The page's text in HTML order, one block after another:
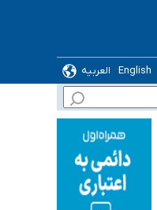
English
العربیه